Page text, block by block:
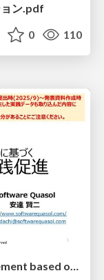
ン.pdf
0 110
Accelerating performance improvement based on a software review evaluation matrix